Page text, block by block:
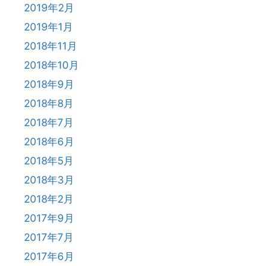
2019年2月
2019年1月
2018年11月
2018年10月
2018年9月
2018年8月
2018年7月
2018年6月
2018年5月
2018年3月
2018年2月
2017年9月
2017年7月
2017年6月